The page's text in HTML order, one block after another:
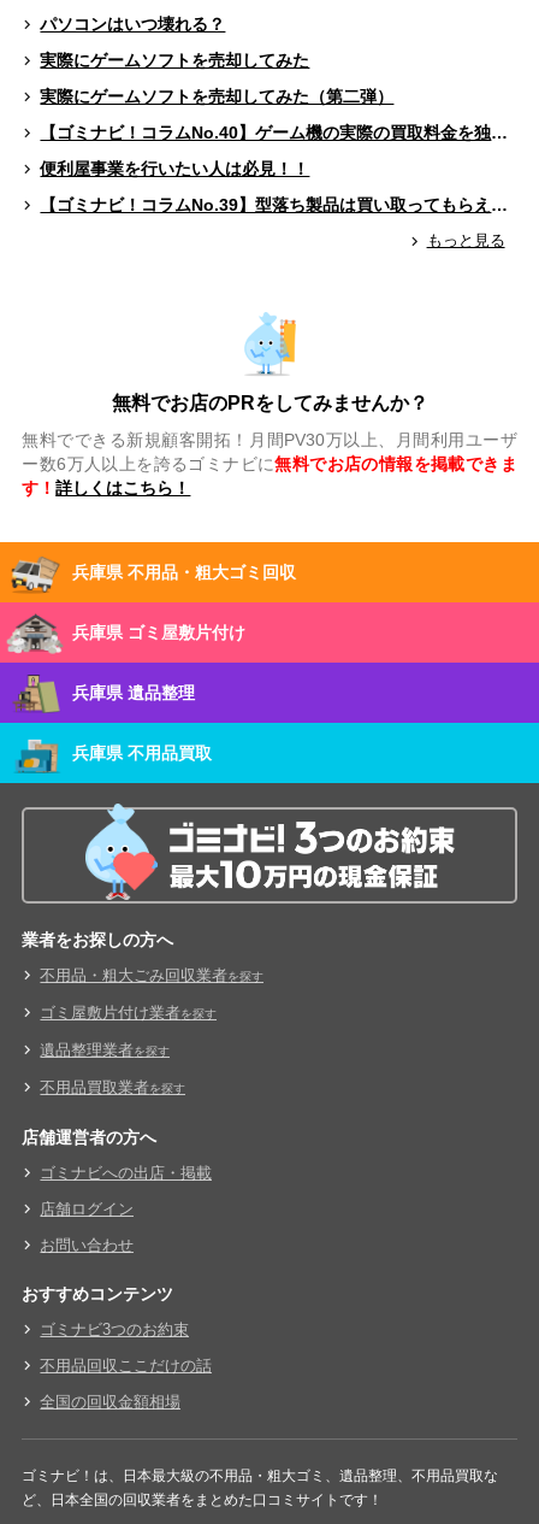
パソコンはいつ壊れる？
実際にゲームソフトを売却してみた
実際にゲームソフトを売却してみた（第二弾）
【ゴミナビ！コラムNo.40】ゲーム機の実際の買取料金を独自調査！！
便利屋事業を行いたい人は必見！！
【ゴミナビ！コラムNo.39】型落ち製品は買い取ってもらえる？（ゲームソフト編）
もっと見る
無料でお店のPRをしてみませんか？
無料でできる新規顧客開拓！月間PV30万以上、月間利用ユーザ
ー数6万人以上を誇るゴミナビに無料でお店の情報を掲載できま
す！詳しくはこちら！
兵庫県 不用品・粗大ゴミ回収
兵庫県 ゴミ屋敷片付け
兵庫県 遺品整理
兵庫県 不用品買取
業者をお探しの方へ
不用品・粗大ごみ回収業者を探す
ゴミ屋敷片付け業者を探す
遺品整理業者を探す
不用品買取業者を探す
店舗運営者の方へ
ゴミナビへの出店・掲載
店舗ログイン
お問い合わせ
おすすめコンテンツ
ゴミナビ3つのお約束
不用品回収ここだけの話
全国の回収金額相場
ゴミナビ！は、日本最大級の不用品・粗大ゴミ、遺品整理、不用品買取な
ど、日本全国の回収業者をまとめた口コミサイトです！